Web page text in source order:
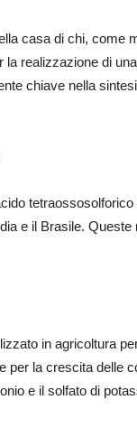
casa di chi,
la realizzazione di
chiave nella
e il Brasile.
in agricoltura
per la crescita delle
e il solfato di